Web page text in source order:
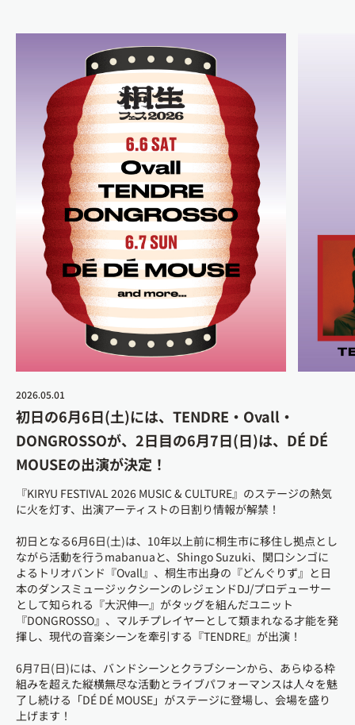
2026.05.01
初⽇の6⽉6⽇(⼟)には、TENDRE・Ovall・
DONGROSSOが、2⽇⽬の6⽉7⽇(⽇)は、DÉ DÉ
MOUSEの出演が決定！
『KIRYU FESTIVAL 2026 MUSIC & CULTURE』のステージの熱気
に⽕を灯す、出演アーティストの⽇割り情報が解禁！
初⽇となる6⽉6⽇(⼟)は、10年以上前に桐⽣市に移住し拠点とし
ながら活動を⾏うmabanuaと、Shingo Suzuki、関⼝シンゴに
よるトリオバンド『Ovall』、桐⽣市出⾝の『どんぐりず』と⽇
本のダンスミュージックシーンのレジェンドDJ/プロデューサー
として知られる『⼤沢伸⼀』がタッグを組んだユニット
『DONGROSSO』、マルチプレイヤーとして類まれなる才能を発
揮し、現代の⾳楽シーンを牽引する『TENDRE』が出演！
6⽉7⽇(⽇)には、バンドシーンとクラブシーンから、あらゆる枠
組みを超えた縦横無尽な活動とライブパフォーマンスは⼈々を魅
了し続ける「DÉ DÉ MOUSE」がステージに登場し、会場を盛り
上げます！